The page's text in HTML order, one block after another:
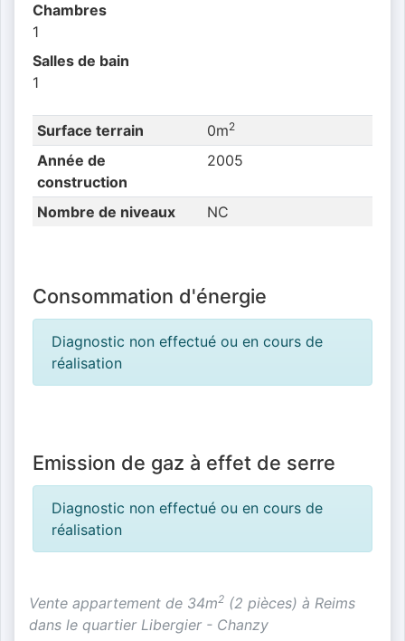
Chambres
1
Salles de bain
1
Surface terrain 0m2
Année de
construction
2005
Nombre de niveaux NC
Consommation d'énergie
Diagnostic non effectué ou en cours de
réalisation
Emission de gaz à effet de serre
Diagnostic non effectué ou en cours de
réalisation
Vente appartement de 34m2 (2 pièces) à Reims
dans le quartier Libergier - Chanzy